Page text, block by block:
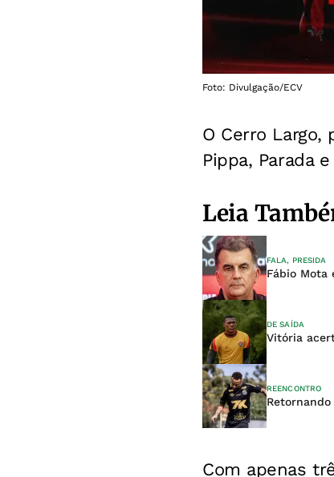
Foto: Divulgação/ECV
O Cerro
Pippa, Parada
Leia
FALA, PRESIDA
Fábio Mota
DE SAÍDA
Vitória
REENCONTRO
Com apenas